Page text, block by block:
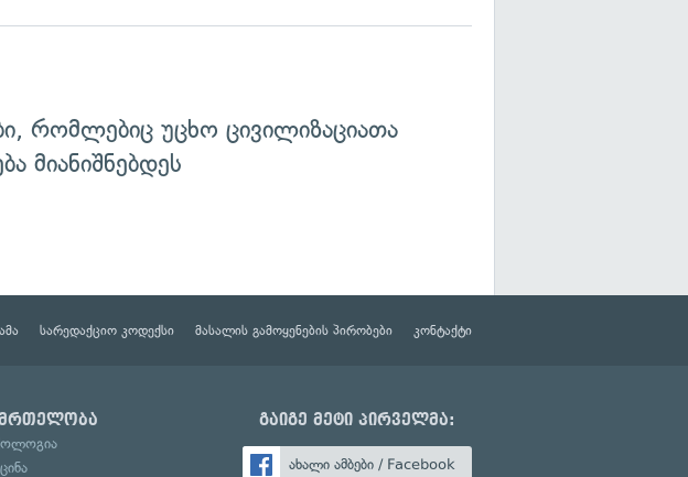
რომლებიც უცხო ცივილიზაციათა
მიანიშნებდეს
სარედაქციო კოდექსი მასალის გამოყენების პირობები კონტაქტი
გაიგე მეტი პირველმა:
ახალი ამბები / Facebook